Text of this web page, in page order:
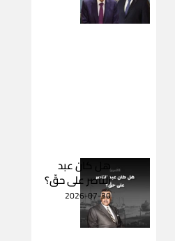
هل كان عبد
الناصر على حقّ؟
2026-07-30